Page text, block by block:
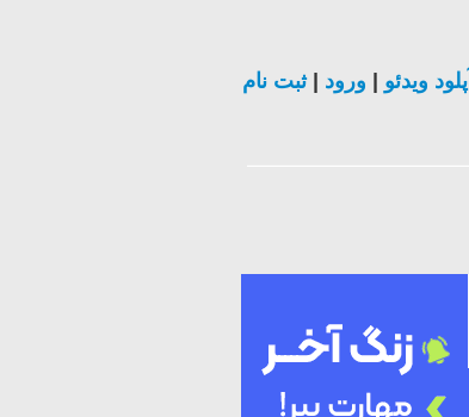
آپلود ویدئو ورود |ثبت نام